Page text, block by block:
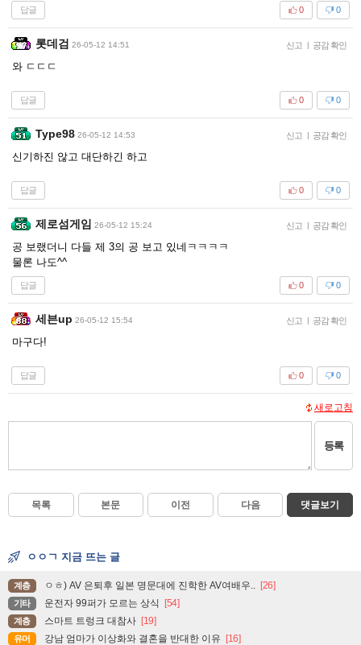
답글 0
0
롯데검 26-05-12 14:51 신고 | 공감 확인
와 ㄷㄷㄷ
답글 0
0
Type98 26-05-12 14:53 신고 | 공감 확인
신기하진 않고 대단하긴 하고
답글 0
0
제로섬게임 26-05-12 15:24 신고 | 공감 확인
공 보랬더니 다들 제 3의 공 보고 있네ㅋㅋㅋㅋ
물론 나도^^
답글 0
0
세븐up 26-05-12 15:54 신고 | 공감 확인
마구다!
답글 0
0
새로고침
등록
목록 본문 이전 다음 댓글보기
ㅇㅇㄱ 지금 뜨는 글
계층 ㅇㅎ) AV 은퇴후 일본 명문대에 진학한 AV여배우.. [26]
기타 운전자 99퍼가 모르는 상식 [54]
계층 스마트 트렁크 대참사 [19]
유머 강남 엄마가 이상화와 결혼을 반대한 이유 [16]